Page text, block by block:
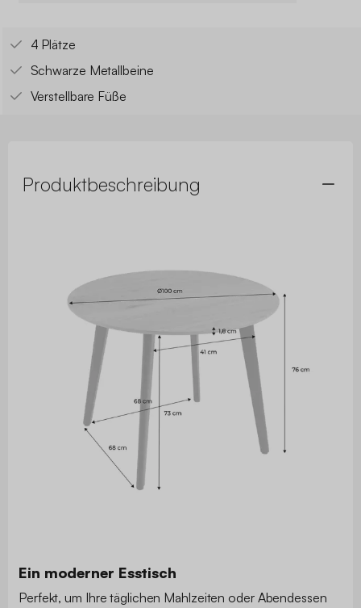
4 Plätze
Schwarze Metallbeine
Verstellbare Füße
Produktbeschreibung
Ein moderner Esstisch
Perfekt, um Ihre täglichen Mahlzeiten oder Abendessen